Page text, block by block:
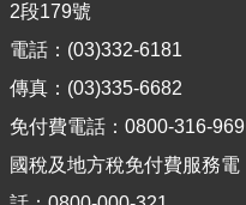
府
網
資
料
開
2段179號
電話：(03)332-6181
傳真：(03)335-6682
免付費電話：0800-316-969
國稅及地方稅免付費服務電